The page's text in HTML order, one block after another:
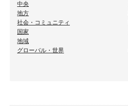
中央
地方
社会・コミュニティ
国家
地域
グローバル・世界